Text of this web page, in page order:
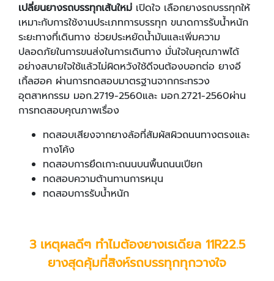
เปลี่ยนยางรถบรรทุกเส้นใหม่ เปิดใจ เลือกยางรถบรรทุกให้
เหมาะกับการใช้งานประเภทการบรรทุก ขนาดการรับน้ำหนัก
ระยะทางที่เดินทาง ช่วยประหยัดน้ำมันและเพิ่มความ
ปลอดภัยในการขนส่งในการเดินทาง มั่นใจในคุณภาพได้
อย่างสบายใจใช้แล้วไม่ผิดหวังใช้ดีจนต้องบอกต่อ ยางอี
เกิ้ลฮอค ผ่านการทดสอบมาตรฐานจากกระทรวง
อุตสาหกรรม มอก.2719-2560และ มอก.2721-2560ผ่าน
การทดสอบคุณภาพเรื่อง
ทดสอบเสียงจากยางล้อที่สัมผัสผิวถนนทางตรงและ
ทางโค้ง
ทดสอบการยึดเกาะถนนบนพื้นถนนเปียก
ทดสอบความต้านทานการหมุน
ทดสอบการรับนํ้าหนัก
3 เหตุผลดีๆ ทำไมต้องยางเรเดียล 11R22.5
ยางสุดคุ้มที่สิงห์รถบรรทุกทุกวางใจ